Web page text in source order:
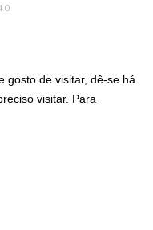
gosto de visitar, dê-se há
visitar. Para